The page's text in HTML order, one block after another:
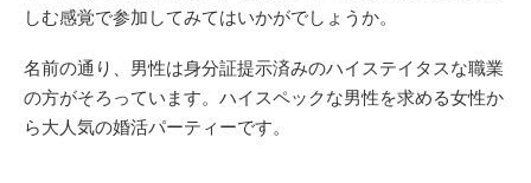
しむ感覚で参加してみてはいかがでしょうか。
名前の通り、男性は身分証提示済みのハイステイタスな職業
の方がそろっています。ハイスペックな男性を求める女性か
ら大人気の婚活パーティーです。